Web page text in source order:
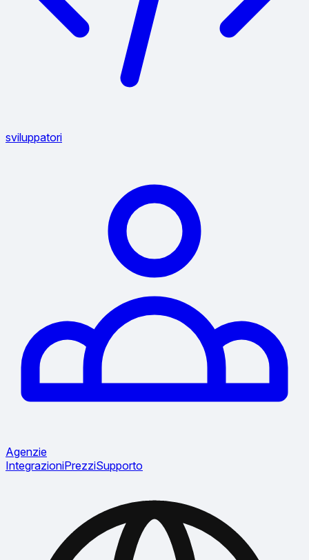
sviluppatori
Agenzie
IntegrazioniPrezziSupporto